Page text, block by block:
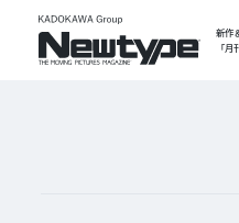
新作
「